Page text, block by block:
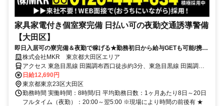
家具家電付き個室寮完備 日払い可の夜勤交通誘導警備
【大田区】
即日入居可の寮完備＆夜勤で稼げる★勤務初日から給与GETも可能/携帯
も貸与♪直行直帰OK！
株式会社MKR 東京都大田区エリア
アクセス 東急目黒線 田園調布西口徒歩約3分、東急目黒線 田園調布
西口徒歩約3分、東急東横線 多摩川西口徒歩約11分 東京都大田区エ
リア（蒲田駅、京急蒲田駅、平和島駅、田園調布駅、池上駅、大森
駅）
日給12,690円
東京都東京23区大田区
勤務時間 実働時間：8時間/日 平均勤務日数：1ヶ月あたり8日～20日
フルタイム（夜勤）：20:00～翌5:00 ※現場により時間の前後有 ★